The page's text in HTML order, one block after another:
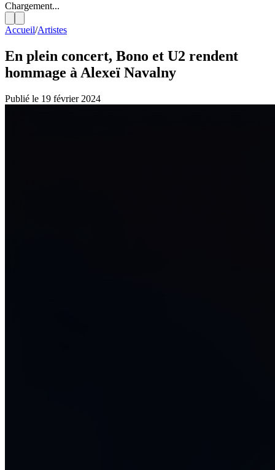
Chargement...
Accueil/Artistes
En plein concert, Bono et U2 rendent
hommage à Alexeï Navalny
Publié le 19 février 2024